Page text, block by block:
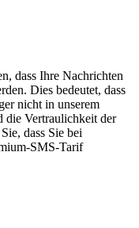
dass Ihre Nachrichten
Dies bedeutet, dass
nicht in unserem
die Vertraulichkeit der
dass Sie bei
SMS-Tarif